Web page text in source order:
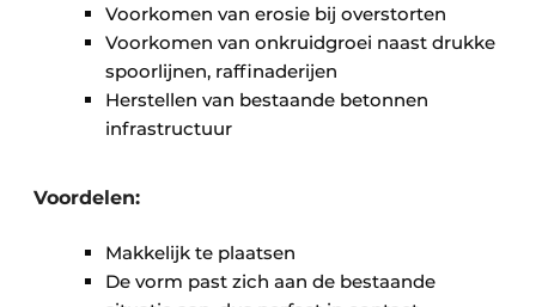
Voorkomen van erosie bij overstorten
Voorkomen van onkruidgroei naast drukke
spoorlijnen, raffinaderijen
Herstellen van bestaande betonnen
infrastructuur
Voordelen:
Makkelijk te plaatsen
De vorm past zich aan de bestaande